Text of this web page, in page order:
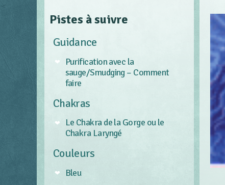
Pistes à suivre
Guidance
Purification avec la
sauge/Smudging – Comment
faire
Chakras
Le Chakra de la Gorge ou le
Chakra Laryngé
Couleurs
Bleu